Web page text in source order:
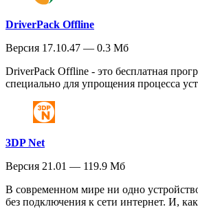
DriverPack Offline
Версия 17.10.47 — 0.3 Мб
DriverPack Offline - это бесплатная
специально для упрощения процесса
3DP Net
Версия 21.01 — 119.9 Мб
В современном мире ни одно
без подключения к сети интернет. И,